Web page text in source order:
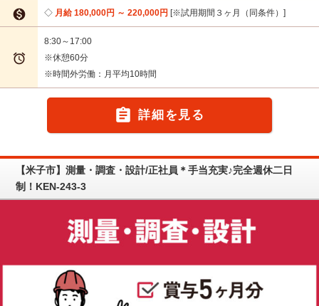
 月給 180,000円 ～ 220,000円 ※試用期間３ヶ月（同条件）

8:30～17:00
※休憩60分
※時間外労働：月平均10時間
 詳細を見る
【米子市】測量・調査・設計/正社員＊手当充実♪完全週休二日
制！KEN-243-3